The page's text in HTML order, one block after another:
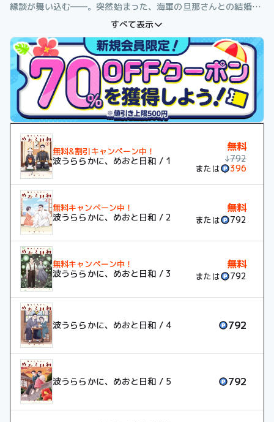
縁談が舞い込む――。突然始まった、海軍の旦那さんとの結婚生
活。家のことはもちろん男女のことにも（かなり）不慣れな二人
の、ピュア度MAXな夫婦生活が始まる！潮風が吹けば、あなたの
ことを思い出す。戦前日本で暮らす夫婦の、春夏秋冬、つつまし
くも優しい日々の物語。
すべて表示
無料&割引キャンペーン中！
波うららかに、めおと日和 / 1
無料
↓792
または 396
無料キャンペーン中！
波うららかに、めおと日和 / 2
無料
または 792
無料キャンペーン中！
波うららかに、めおと日和 / 3
無料
または 792
波うららかに、めおと日和 / 4 792
波うららかに、めおと日和 / 5 792